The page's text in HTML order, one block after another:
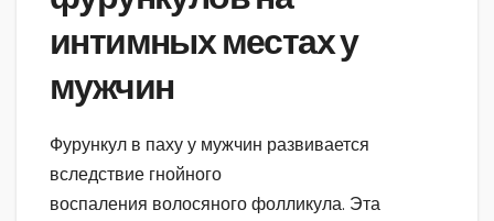
интимных местах у
мужчин
Фурункул в паху у мужчин развивается
вследствие гнойного
воспаления волосяного фолликула. Эта